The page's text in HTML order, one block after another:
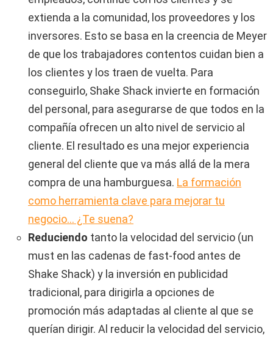
extienda a la comunidad, los proveedores y los
inversores. Esto se basa en la creencia de Meyer
de que los trabajadores contentos cuidan bien a
los clientes y los traen de vuelta. Para
conseguirlo, Shake Shack invierte en formación
del personal, para asegurarse de que todos en la
compañía ofrecen un alto nivel de servicio al
cliente. El resultado es una mejor experiencia
general del cliente que va más allá de la mera
compra de una hamburguesa. La formación
como herramienta clave para mejorar tu
negocio… ¿Te suena?
Reduciendo tanto la velocidad del servicio (un
must en las cadenas de fast-food antes de
Shake Shack) y la inversión en publicidad
tradicional, para dirigirla a opciones de
promoción más adaptadas al cliente al que se
querían dirigir. Al reducir la velocidad del servicio,